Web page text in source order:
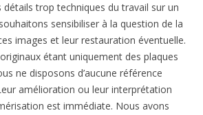
détails trop techniques du travail sur un
sensibiliser à la question de la
images et leur restauration éventuelle.
étant uniquement des plaques
ne disposons d’aucune référence
amélioration ou leur interprétation
est immédiate. Nous avons